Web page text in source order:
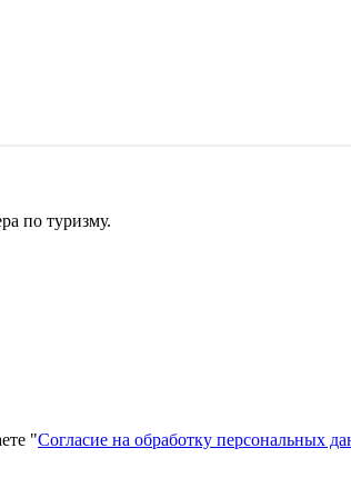
по туризму.
"Согласие на обработку персональных